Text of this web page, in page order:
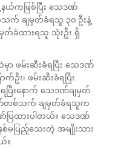
ယ်ကဖြစ်ပြီး သေဒဏ်
က် ချမှတ်ခံရသူ ၃၀ ဦးနဲ့
ခံထားရသူ သုံးဦး ရှိ
ာ ဖမ်းဆီးခံရပြီး သေဒဏ်
း၊ ဖမ်းဆီးခံရပြီး
ြီးနောက် သေဒဏ်ချမှတ်
ဒဏ်တစ်သက် ချမှတ်ခံရသူက
ပြထားပါတယ်။ သေဒဏ်
ပြည့်သေးတဲ့ အမျိုးသား
။